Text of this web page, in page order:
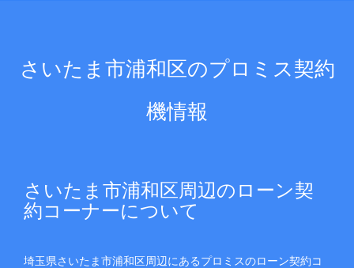
さいたま市浦和区のプロミス契約
機情報
さいたま市浦和区周辺のローン契
約コーナーについて
埼玉県さいたま市浦和区周辺にあるプロミスのローン契約コ